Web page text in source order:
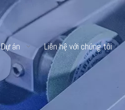
Dự án Liên hệ với chúng tôi